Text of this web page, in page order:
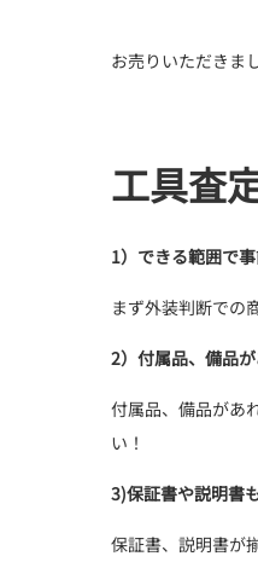
お売りいただきま
工具査
1）できる範囲で
まず外装判断での
2）付属品、備品
付属品、備品があ
い！
3)保証書や説明書
保証書、説明書が